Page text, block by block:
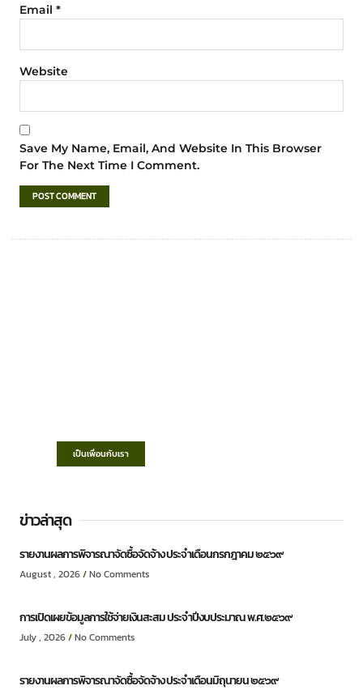
Email *
Website
Save My Name, Email, And Website In This Browser
For The Next Time I Comment.
เป็นเพื่อนกับเรา
ข่าวล่าสุด
รายงานผลการพิจารณาจัดซื้อจัดจ้าง ประจำเดือนกรกฎาคม ๒๕๖๙
August , 2026 No Comments
การเปิดเผยข้อมูลการใช้จ่ายเงินสะสม ประจำปีงบประมาณ พ.ศ.๒๕๖๙
July , 2026 No Comments
รายงานผลการพิจารณาจัดซื้อจัดจ้าง ประจำเดือนมิถุนายน ๒๕๖๙